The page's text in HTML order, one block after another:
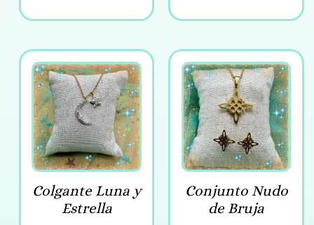
Colgante Luna y
Estrella
Conjunto Nudo
de Bruja